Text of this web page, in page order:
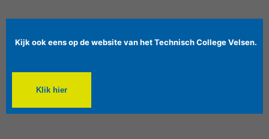
Kijk ook eens op de website van het Technisch College Velsen.
Klik hier